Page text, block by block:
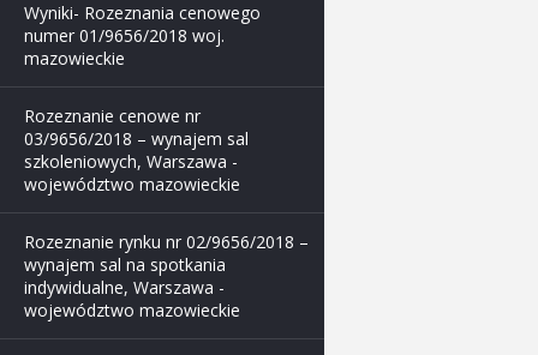
Wyniki- Rozeznania cenowego
numer 01/9656/2018 woj.
mazowieckie
Rozeznanie cenowe nr
03/9656/2018 – wynajem sal
szkoleniowych, Warszawa -
województwo mazowieckie
Rozeznanie rynku nr 02/9656/2018 –
wynajem sal na spotkania
indywidualne, Warszawa -
województwo mazowieckie